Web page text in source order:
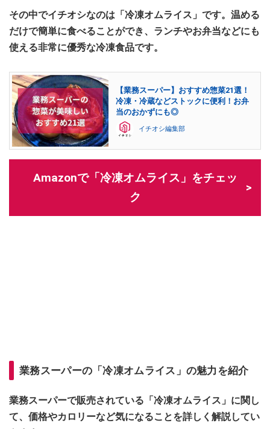
その中でイチオシなのは「冷凍オムライス」です。温める
だけで簡単に食べることができ、ランチやお弁当などにも
使える非常に優秀な冷凍食品です。
【業務スーパー】おすすめ惣菜21選！
冷凍・冷蔵などストックに便利！お弁
当のおかずにも◎
イチオシ編集部
Amazonで「冷凍オムライス」をチェッ
ク
業務スーパーの「冷凍オムライス」の魅力を紹介
業務スーパーで販売されている「冷凍オムライス」に関し
て、価格やカロリーなど気になることを詳しく解説してい